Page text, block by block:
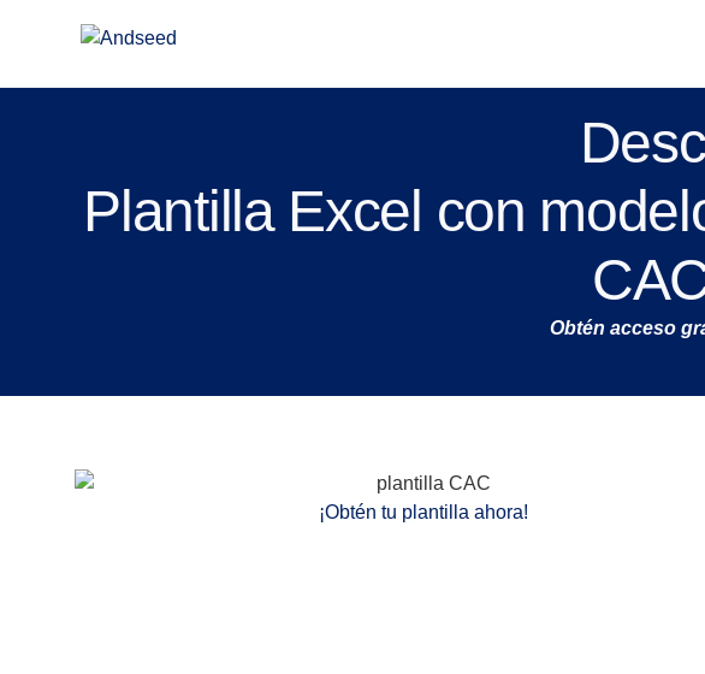
Plantilla Excel con
Obtén acceso
¡Obtén tu plantilla ahora!